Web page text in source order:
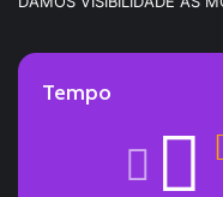
Tempo